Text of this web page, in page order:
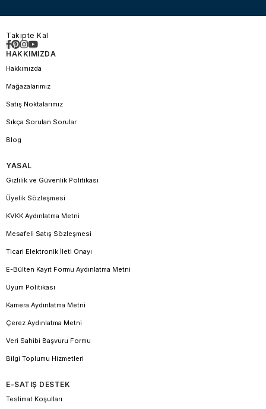
Takipte Kal
HAKKIMIZDA
Hakkımızda
Mağazalarımız
Satış Noktalarımız
Sıkça Sorulan Sorular
Blog
YASAL
Gizlilik ve Güvenlik Politikası
Üyelik Sözleşmesi
KVKK Aydınlatma Metni
Mesafeli Satış Sözleşmesi
Ticari Elektronik İleti Onayı
E-Bülten Kayıt Formu Aydınlatma Metni
Uyum Politikası
Kamera Aydınlatma Metni
Çerez Aydınlatma Metni
Veri Sahibi Başvuru Formu
Bilgi Toplumu Hizmetleri
E-SATIŞ DESTEK
Teslimat Koşulları